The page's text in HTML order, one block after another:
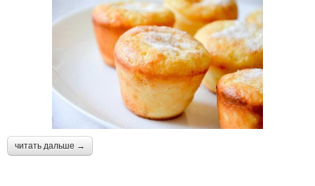
читать дальше →